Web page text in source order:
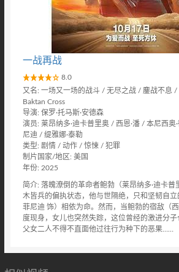
一战再战
8.0
又名: 一场又一场的战斗 / 无尽之战 / 鏖战不息
Baktan Cross‎
导演: 保罗·托马斯·安德森
演员: 莱昂纳多·迪卡普里奥 / 西恩·潘 / 本尼西奥
尼迪 / 缇雅娜·泰勒
类型: 剧情 / 动作 / 惊悚 / 犯罪
制片国家/地区: 美国
年份: 2025
简介: 落魄潦倒的革命者鲍勃（莱昂纳多·迪卡普
木皆兵的偏执状态，他与世隔绝，只和坚韧自立
菲尼迪 饰）相依为命。然而，当鲍勃的宿敌（
度现身，女儿也突然失踪，这位曾经的激进分子
父女二人不得不直面他过往行为种下的恶果……